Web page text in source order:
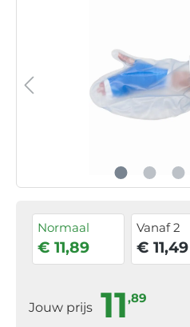
Normaal
€ 11,89
Vanaf 2
€ 11,49
Jouw prijs 11,89